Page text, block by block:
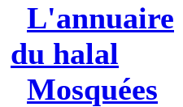
L'annuaire
du halal
Mosquées